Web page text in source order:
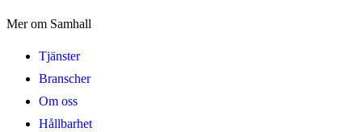
Mer om Samhall
Tjänster
Branscher
Om oss
Hållbarhet